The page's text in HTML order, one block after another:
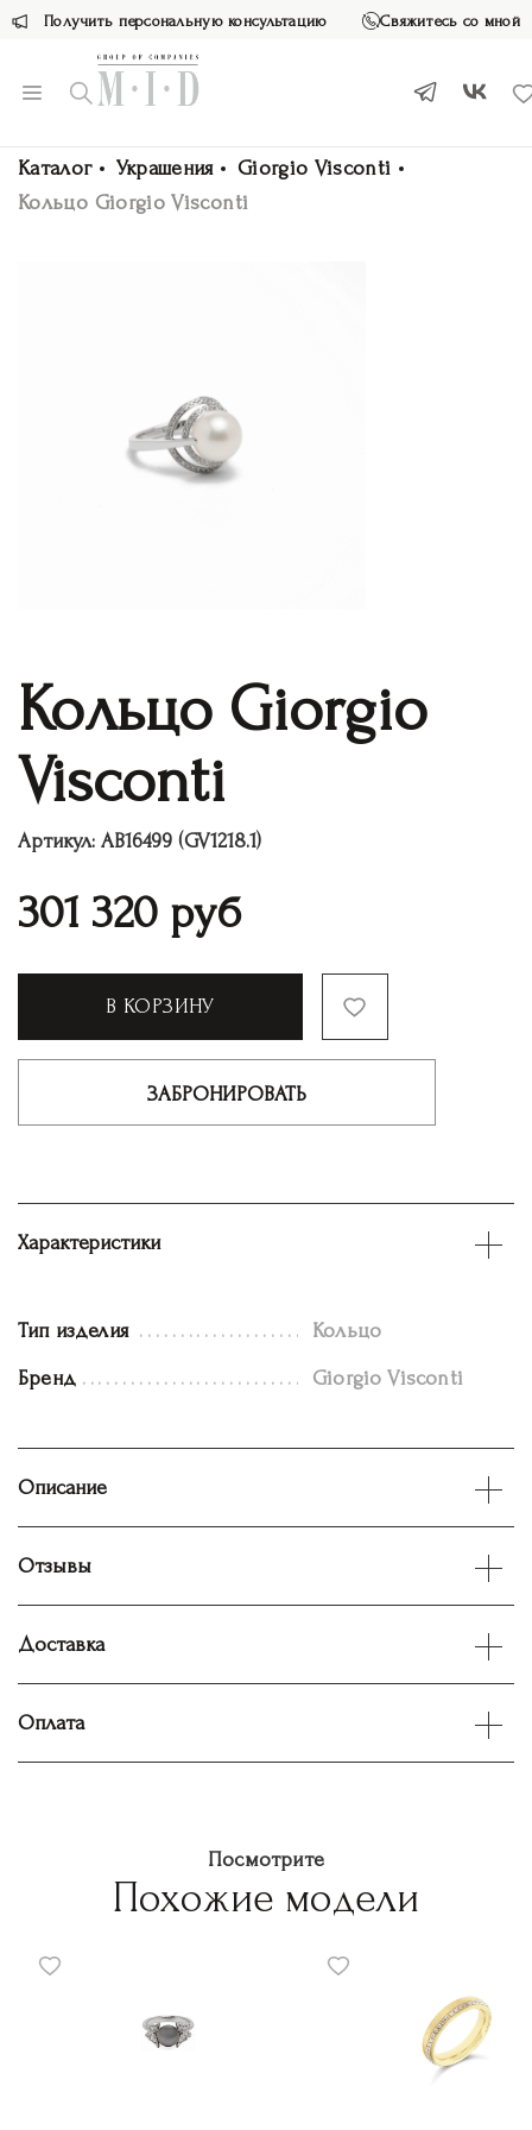
Получить персональную консультацию Свяжитесь со мной
Каталог Украшения
Giorgio Visconti
Кольцо Giorgio Visconti
Кольцо Giorgio
Visconti
Артикул: AB16499 (GV1218.1)
301 320 руб
В КОРЗИНУ
ЗАБРОНИРОВАТЬ
Характеристики
Тип изделия Кольцо
Бренд Giorgio Visconti
Описание
Отзывы
Доставка
Оплата
Посмотрите
Похожие модели